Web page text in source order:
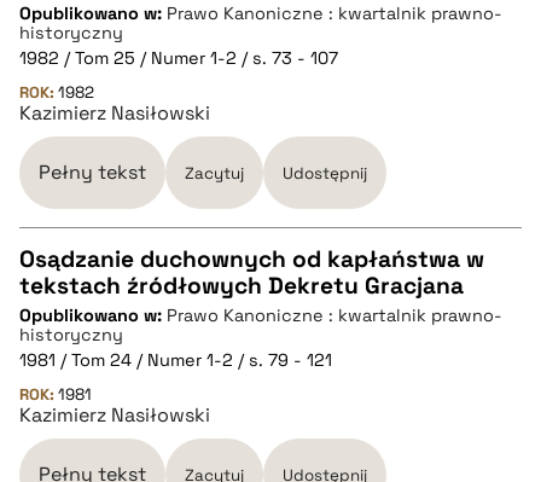
pobierz cytat
BIBTEX
pobierz cytat
Opublikowano w: Prawo Kanoniczne : kwartalnik prawno-
historyczny
1982 / Tom 25 / Numer 1-2 / s. 73 - 107
ROK: 1982
Kazimierz Nasiłowski
Pełny tekst Zacytuj Udostępnij
CZYSTY TEKST
pobierz cytat
BIBTEX
Osądzanie duchownych od kapłaństwa w
tekstach źródłowych Dekretu Gracjana
Opublikowano w: Prawo Kanoniczne : kwartalnik prawno-
historyczny
1981 / Tom 24 / Numer 1-2 / s. 79 - 121
ROK: 1981
Kazimierz Nasiłowski
Pełny tekst Zacytuj Udostępnij